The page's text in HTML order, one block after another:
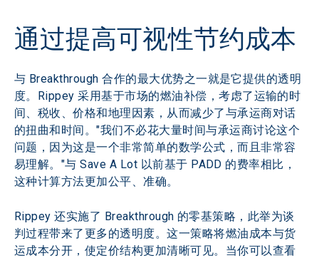
通过提高可视性节约成本
与 Breakthrough 合作的最大优势之一就是它提供的透明
度。Rippey 采用基于市场的燃油补偿，考虑了运输的时
间、税收、价格和地理因素，从而减少了与承运商对话
的扭曲和时间。"我们不必花大量时间与承运商讨论这个
问题，因为这是一个非常简单的数学公式，而且非常容
易理解。"与 Save A Lot 以前基于 PADD 的费率相比，
这种计算方法更加公平、准确。
Rippey 还实施了 Breakthrough 的零基策略，此举为谈
判过程带来了更多的透明度。这一策略将燃油成本与货
运成本分开，使定价结构更加清晰可见。当你可以查看